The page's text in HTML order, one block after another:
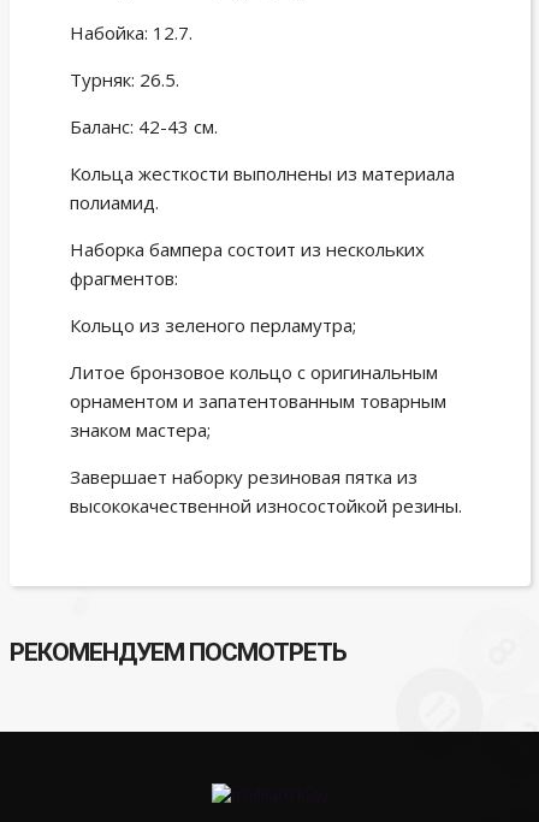
Набойка: 12.7.
Турняк: 26.5.
Баланс: 42-43 см.
Кольца жесткости выполнены из материала
полиамид.
Наборка бампера состоит из нескольких
фрагментов:
Кольцо из зеленого перламутра;
Литое бронзовое кольцо с оригинальным
орнаментом и запатентованным товарным
знаком мастера;
Завершает наборку резиновая пятка из
высококачественной износостойкой резины.
РЕКОМЕНДУЕМ ПОСМОТРЕТЬ